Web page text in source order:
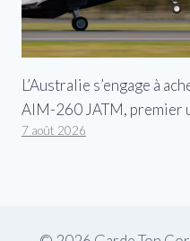
L’Australie s’engage à
AIM-260 JATM, premier
7 août 2026